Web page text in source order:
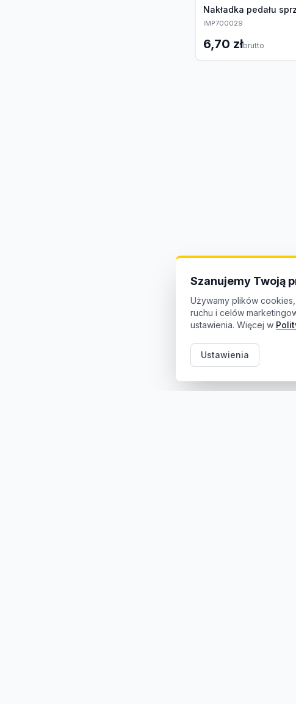
Nakładka pedału
IMP700029
6,70 złbrutto
Szanujemy Twoją
Używamy plików
ruchu i celów
ustawienia. Więcej w
Ustawienia